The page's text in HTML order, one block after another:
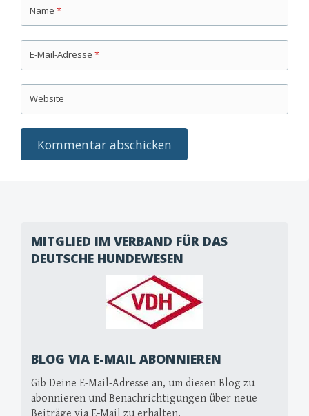
Name *
E-Mail-Adresse *
Website
MITGLIED IM VERBAND FÜR DAS
DEUTSCHE HUNDEWESEN
BLOG VIA E-MAIL ABONNIEREN
Gib Deine E-Mail-Adresse an, um diesen Blog zu
abonnieren und Benachrichtigungen über neue